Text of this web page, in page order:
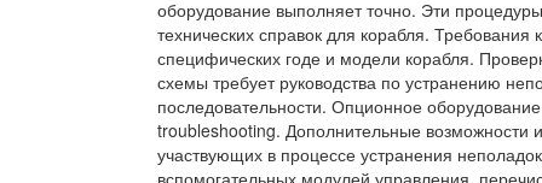
оборудование выполняет точно. Эти
технических справок для корабля.
специфических годе и модели корабля.
схемы требует руководства по устранению
последовательности. Опционное
troubleshooting. Дополнительные возможности
участвующих в процессе устранения
вспомогательных модулей управления,